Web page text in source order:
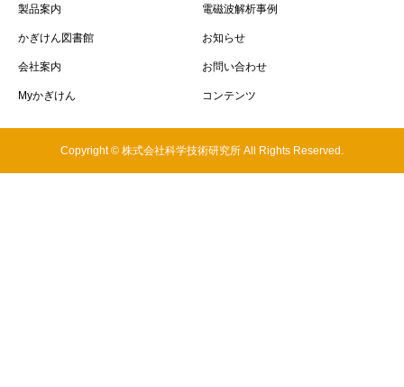
製品案内 電磁波解析事例
かぎけん図書館 お知らせ
会社案内 お問い合わせ
Myかぎけん コンテンツ
Copyright © 株式会社科学技術研究所 All Rights Reserved.